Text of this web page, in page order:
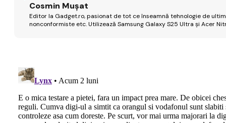
Cosmin Mușat
Editor la Gadget.ro, pasionat de tot ce înseamnă tehnologie de
nonconformiste etc. Utilizează Samsung Galaxy S25 Ultra și Acer